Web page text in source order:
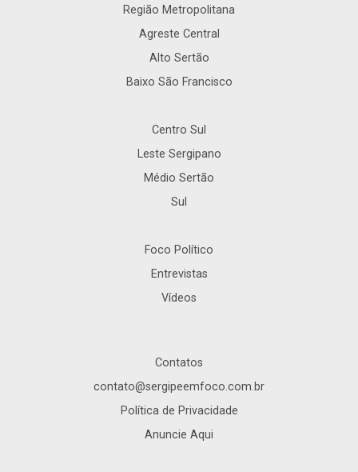
Região Metropolitana
Agreste Central
Alto Sertão
Baixo São Francisco
Centro Sul
Leste Sergipano
Médio Sertão
Sul
Foco Político
Entrevistas
Vídeos
Contatos
contato@sergipeemfoco.com.br
Política de Privacidade
Anuncie Aqui